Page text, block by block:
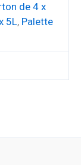
de 4 x
5L, Palette